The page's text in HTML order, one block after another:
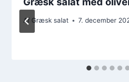
Af Græsk salat 7. december